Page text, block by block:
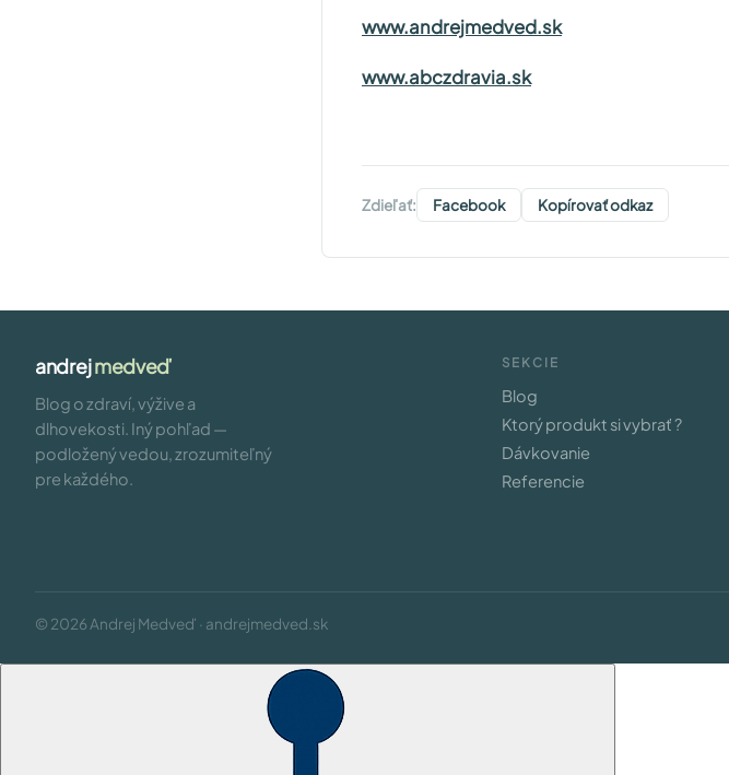
www.andrejmedved.sk
www.abczdravia.sk
Zdieľať: Facebook Kopírovať odkaz
andrejmedveď
Blog o zdraví, výžive a
dlhovekosti. Iný pohľad —
podložený vedou, zrozumiteľný
pre každého.
SEKCIE
Blog
Ktorý produkt si vybrať ?
Dávkovanie
Referencie
© 2026 Andrej Medveď · andrejmedved.sk